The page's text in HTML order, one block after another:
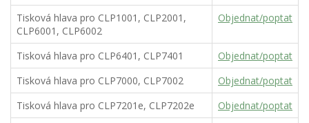
Tisková hlava pro CLP1001, CLP2001,
CLP6001, CLP6002
Objednat/poptat
Tisková hlava pro CLP6401, CLP7401
Objednat/poptat
Tisková hlava pro CLP7000, CLP7002
Objednat/poptat
Tisková hlava pro CLP7201e, CLP7202e
Objednat/poptat